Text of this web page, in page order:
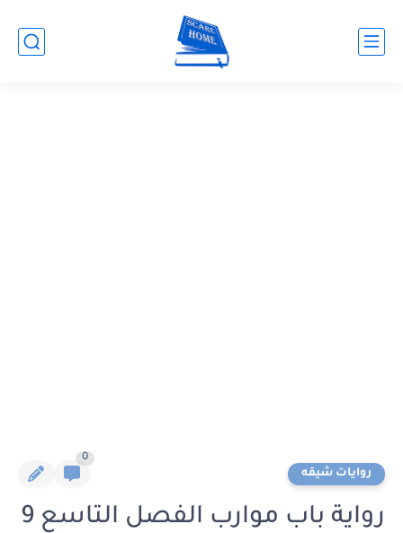
روايات شيقه
0
رواية باب موارب الفصل التاسع 9